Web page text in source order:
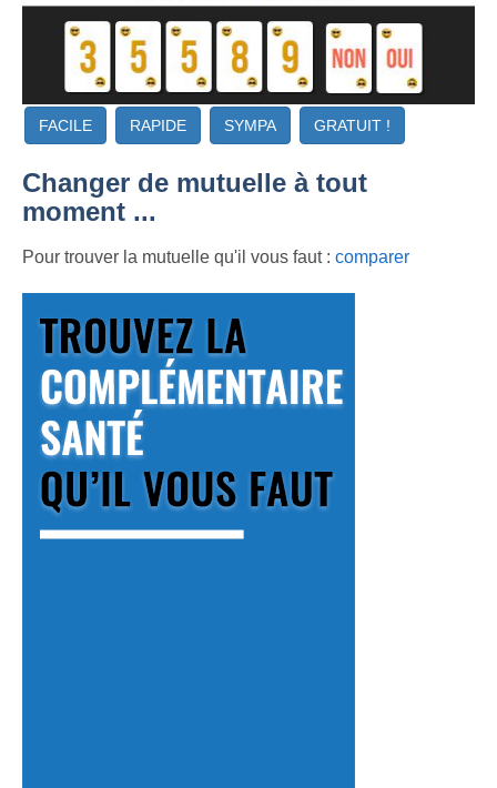
FACILE RAPIDE SYMPA GRATUIT !
Changer de mutuelle à tout
moment ...
Pour trouver la mutuelle qu'il vous faut : comparer